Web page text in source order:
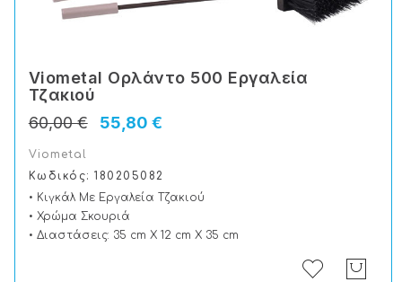
Viometal Ορλάντο 500 Εργαλεία
Τζακιού
55,80 €
60,00 €
Viometal
Κωδικός: 180205082
• Κιγκάλ Με Εργαλεία Τζακιού
• Χρώμα Σκουριά
• Διαστάσεις: 35 cm X 12 cm X 35 cm